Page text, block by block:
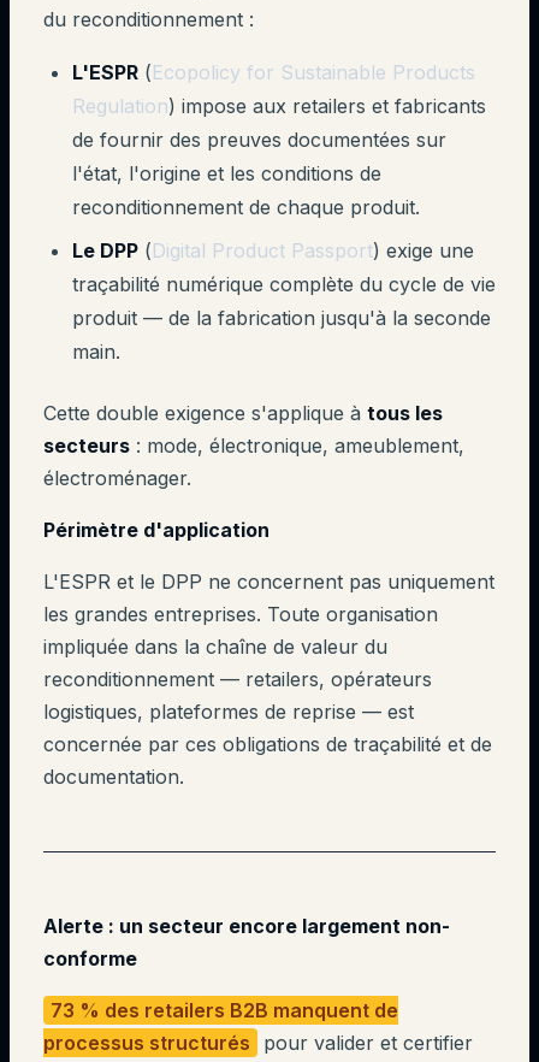
du reconditionnement :
L'ESPR (Ecopolicy for Sustainable Products
Regulation) impose aux retailers et fabricants
de fournir des preuves documentées sur
l'état, l'origine et les conditions de
reconditionnement de chaque produit.
Le DPP (Digital Product Passport) exige une
traçabilité numérique complète du cycle de vie
produit — de la fabrication jusqu'à la seconde
main.
Cette double exigence s'applique à tous les
secteurs : mode, électronique, ameublement,
électroménager.
Périmètre d'application
L'ESPR et le DPP ne concernent pas uniquement
les grandes entreprises. Toute organisation
impliquée dans la chaîne de valeur du
reconditionnement — retailers, opérateurs
logistiques, plateformes de reprise — est
concernée par ces obligations de traçabilité et de
documentation.
Alerte : un secteur encore largement non-
conforme
73 % des retailers B2B manquent de
processus structurés
pour valider et certifier